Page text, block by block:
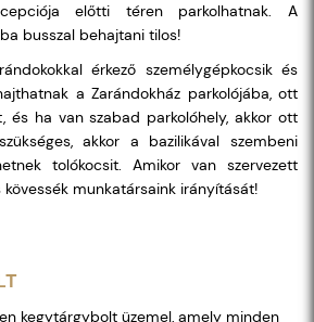
előtti téren parkolhatnak. A
busszal behajtani tilos!
érkező személygépkocsik és
a Zarándokház parkolójába, ott
és ha van szabad parkolóhely, akkor ott
akkor a bazilikával szembeni
tolókocsit. Amikor van szervezett
kövessék munkatársaink irányítását!
kegytárgybolt üzemel, amely minden